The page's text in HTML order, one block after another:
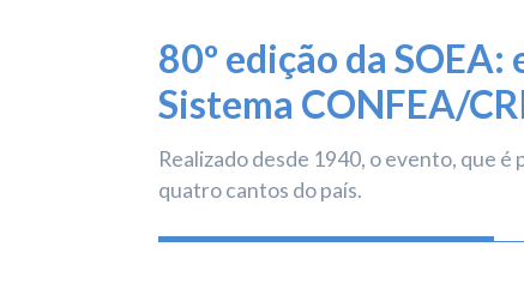
80º edição da
Sistema CONFEA/
Realizado desde 1940, o evento, que
quatro cantos do país.